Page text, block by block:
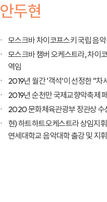
안두현
모스크바 차이코프스키 국립 음
모스크바 챔버 오케스트라, 차이
역임
2019년 월간 ‘객석’이 선정한 “
2019년 순천만 국제교향악축제
2020 문화체육관광부 장관상 수
현) 하트하트오케스트라 상임지
연세대학교 음악대학 출강 및 지휘